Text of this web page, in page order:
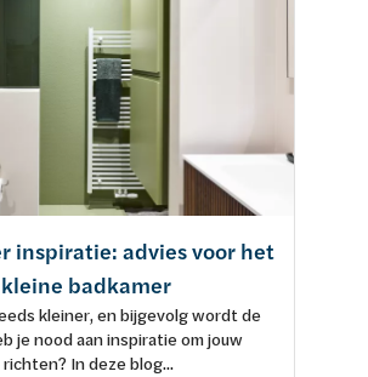
inspiratie: advies voor het
badkamer
kleiner, en bijgevolg wordt de
je nood aan inspiratie om jouw
In deze blog...